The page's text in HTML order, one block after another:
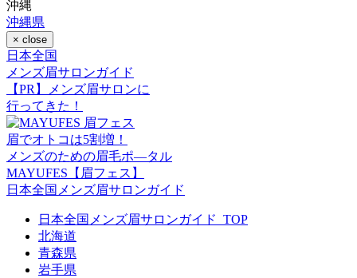
沖縄
沖縄県
× close
⽇本全国
メンズ眉サロンガイド
【PR】メンズ眉サロンに
行ってきた！
眉でオトコは5割増！
メンズのための眉毛ポ―タル
MAYUFES【眉フェス】
日本全国メンズ眉サロンガイド
日本全国メンズ眉サロンガイド_TOP
北海道
青森県
岩手県